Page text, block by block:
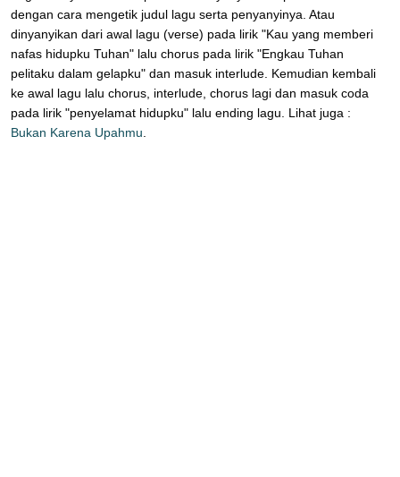
dengan cara mengetik judul lagu serta penyanyinya. Atau
dinyanyikan dari awal lagu (verse) pada lirik "Kau yang memberi
nafas hidupku Tuhan" lalu chorus pada lirik "Engkau Tuhan
pelitaku dalam gelapku" dan masuk interlude. Kemudian kembali
ke awal lagu lalu chorus, interlude, chorus lagi dan masuk coda
pada lirik "penyelamat hidupku" lalu ending lagu. Lihat juga :
Bukan Karena Upahmu